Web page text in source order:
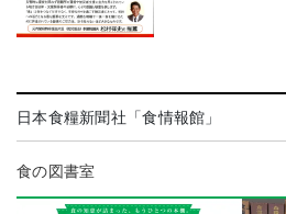
日本食糧新聞社「食情報館」
食の図書室